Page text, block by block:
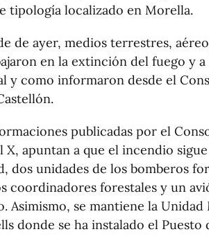
tipología localizado en Morella.
de ayer, medios terrestres,
en la extinción del fuego y a
y como informaron desde el
publicadas por el
X, apuntan a que el incendio
dos unidades de los bomberos
coordinadores forestales y un
Asimismo, se mantiene la
donde se ha instalado el Puesto